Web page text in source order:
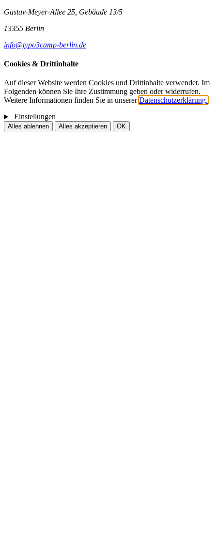
Gustav-Meyer-Allee 25, Gebäude 13/5
13355 Berlin
info@typo3camp-berlin.de
Cookies & Drittinhalte
Auf dieser Website werden Cookies und Drittinhalte verwendet. Im
Folgenden können Sie Ihre Zustimmung geben oder widerrufen.
Weitere Informationen finden Sie in unsererDatenschutzerklärung.
Einstellungen
Alles ablehnen Alles akzeptieren OK